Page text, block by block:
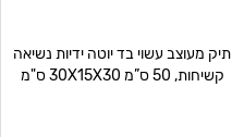
תיק מעוצב עשוי בד יוטה ידיות נשיאה
קשיחות, 50 ס”מ 30X15X30 ס"מ